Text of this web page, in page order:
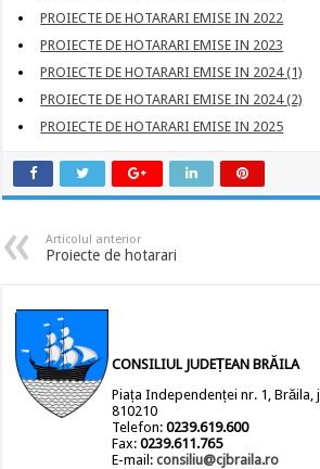
PROIECTE DE HOTARARI EMISE IN 2022
PROIECTE DE HOTARARI EMISE IN 2023
PROIECTE DE HOTARARI EMISE IN 2024 (1)
PROIECTE DE HOTARARI EMISE IN 2024 (2)
PROIECTE DE HOTARARI EMISE IN 2025
Articolul anterior
Proiecte de hotarari
CONSILIUL JUDEȚEAN BRĂILA
Piața Independenței nr. 1, Brăila,
810210
Telefon:0239.619.600
Fax:0239.611.765
E-mail:consiliu@cjbraila.ro